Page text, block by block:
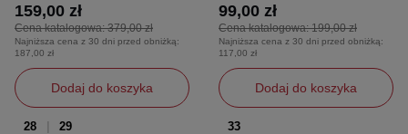
Cena katalogowa:379,00 zł
159,00 zł
Najniższa cena z 30 dni przed obniżką:
187,00 zł
Dodaj do koszyka
28 29
Cena katalogowa:199,00 zł
99,00 zł
Najniższa cena z 30 dni przed obniżką:
117,00 zł
Dodaj do koszyka
33